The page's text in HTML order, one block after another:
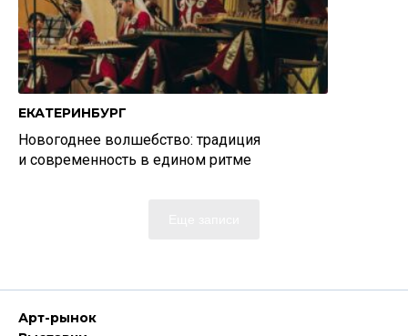
ЕКАТЕРИНБУРГ
Новогоднее волшебство: традиция
и современность в едином ритме
Арт-рынок